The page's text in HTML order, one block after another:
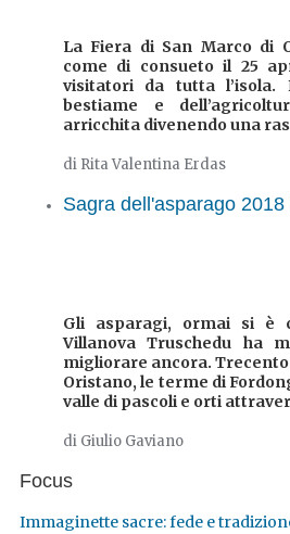
La Fiera di San Marco di
come di consueto il 25
visitatori da tutta
bestiame e
arricchita divenendo una
di Rita Valentina Erdas
Sagra dell'asparago
Gli asparagi, ormai si è
Villanova Truschedu ha
migliorare ancora.
Oristano, le terme di
valle di pascoli e orti
di Giulio Gaviano
Focus
Immaginette sacre: fede e